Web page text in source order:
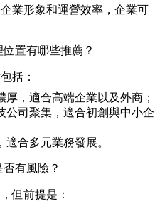
業形象和運營效率，企業可
置有哪些推薦？
括：
厚，適合高端企業以及外商；
公司聚集，適合初創與中小企
合多元業務發展。
有風險？
但前提是：